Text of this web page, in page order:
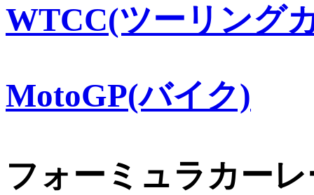
WTCC(ツーリング
MotoGP(バイク)
フォーミュラカー